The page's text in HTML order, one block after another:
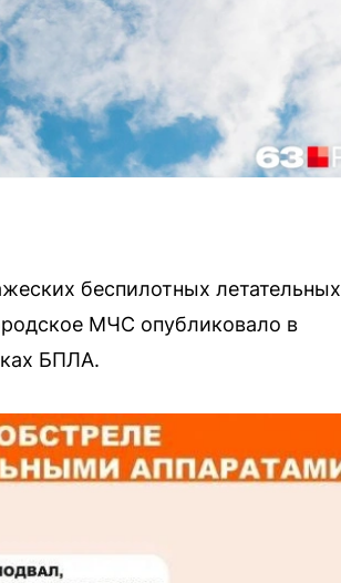
беспилотных летательных
МЧС опубликовало в
БПЛА.